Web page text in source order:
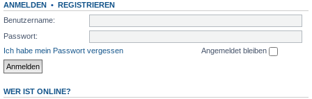
e
ANMELDEN • REGISTRIEREN
Benutzername:
Passwort:
Ich habe mein Passwort vergessen
Angemeldet bleiben
WER IST ONLINE?